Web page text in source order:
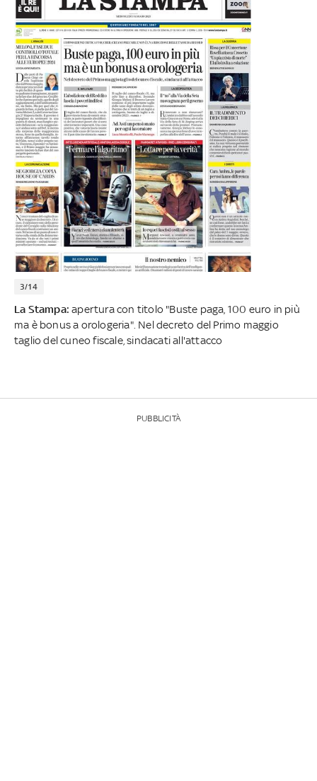
3/14
La Stampa:apertura con titolo "Buste paga, 100 euro in più
ma è bonus a orologeria". Nel decreto del Primo maggio
taglio del cuneo fiscale, sindacati all'attacco
PUBBLICITÀ